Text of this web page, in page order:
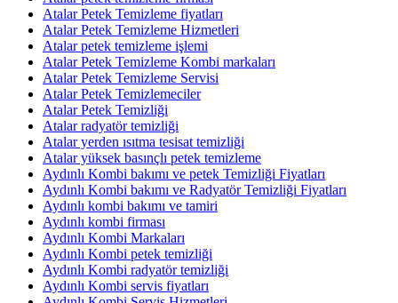
Atalar Petek Temizleme fiyatları
Atalar Petek Temizleme Hizmetleri
Atalar petek temizleme işlemi
Atalar Petek Temizleme Kombi markaları
Atalar Petek Temizleme Servisi
Atalar Petek Temizlemeciler
Atalar Petek Temizliği
Atalar radyatör temizliği
Atalar yerden ısıtma tesisat temizliği
Atalar yüksek basınçlı petek temizleme
Aydınlı Kombi bakımı ve petek Temizliği Fiyatları
Aydınlı Kombi bakımı ve Radyatör Temizliği Fiyatları
Aydınlı kombi bakımı ve tamiri
Aydınlı kombi firması
Aydınlı Kombi Markaları
Aydınlı Kombi petek temizliği
Aydınlı Kombi radyatör temizliği
Aydınlı Kombi servis fiyatları